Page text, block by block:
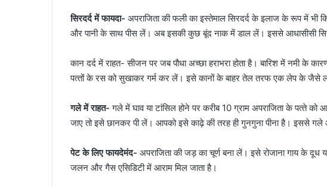
सिरदर्द में फायदा- अपराजिता की फली का इस्तेमाल सिरदर्द के इलाज के रूप में भी
और पानी के साथ पीस लें। अब इसकी कुछ बूंद नाक में डाल लें। इससे आधासीसी
कान दर्द में राहत- सीजन पर जब पौधा अच्छा हराभरा होता है। बारिश में नमी के
पत्‍तों के रस को सुखाकर गर्म कर लें। इसे कानों के बाहर तेल तरफ एक लेप के जैसे
गले में राहत-गले में घाव या टांसिल होने पर करीब 10 ग्राम अपराजिता के पत्‍ते
जाए तो इसे छानकर पी लें। आपको इसे काढ़े की तरह ही गुनगुना पीना है। इससे
पेट के लिए फायदेमंद- अपराजिता की जड़ का चूर्ण बना लें। इसे रोजाना गाय के
जलन और गैस एसिडिटी में आराम मिल जाता है।